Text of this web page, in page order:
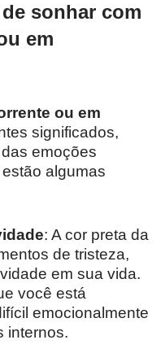
sonhar com
em
ou em
significados,
emoções
algumas
: A cor preta da
de tristeza,
em sua vida.
você está
emocionalmente
internos.